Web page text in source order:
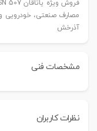
مصارف صنعتی، خودرویی
آذرخش
مشخصات فنی
نظرات کاربران